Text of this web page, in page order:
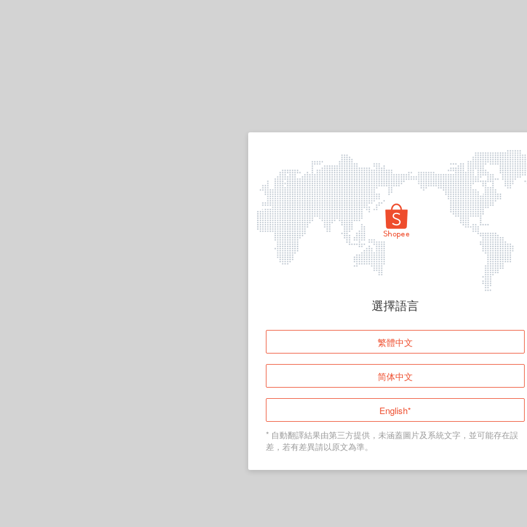
頁面無法顯示
登入
返回首頁
選擇語言
繁體中文
简体中文
English*
* 自動翻譯結果由第三方提供，未涵蓋圖片及系統文字，並可能存在誤
差，若有差異請以原文為準。